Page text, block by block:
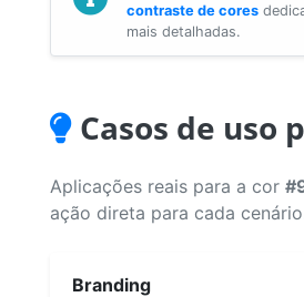
contraste de cores
mais detalhadas.
Casos de uso
Aplicações reais para a cor
ação direta para cada
Branding